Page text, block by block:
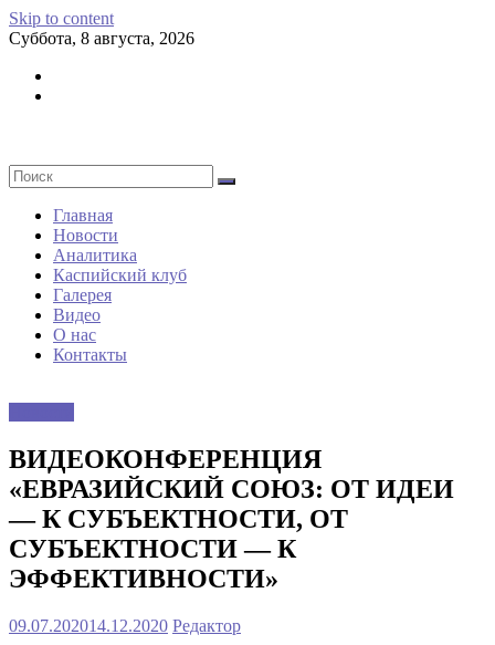
Skip to content
Суббота, 8 августа, 2026
Главная
Новости
Аналитика
Каспийский клуб
Галерея
Видео
О нас
Контакты
ВИДЕОКОНФЕРЕНЦИЯ
«ЕВРАЗИЙСКИЙ СОЮЗ: ОТ ИДЕИ
— К СУБЪЕКТНОСТИ, ОТ
СУБЪЕКТНОСТИ — К
ЭФФЕКТИВНОСТИ»
09.07.202014.12.2020 Редактор